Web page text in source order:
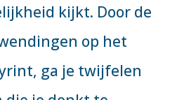
kijkt. Door de
op het
ga je twijfelen